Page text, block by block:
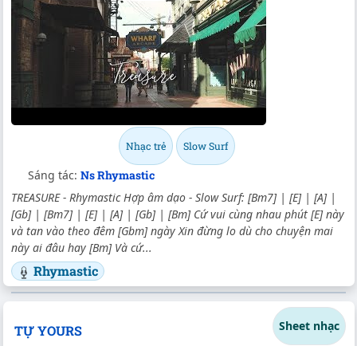
Nhạc trẻ Slow Surf
Sáng tác: Ns Rhymastic
TREASURE - Rhymastic Hợp âm dạo - Slow Surf: [Bm7] | [E] | [A] |
[Gb] | [Bm7] | [E] | [A] | [Gb] | [Bm] Cứ vui cùng nhau phút [E] này
và tan vào theo đêm [Gbm] ngày Xin đừng lo dù cho chuyện mai
này ai đâu hay [Bm] Và cứ...
Rhymastic
TỰ YOURS Sheet nhạc